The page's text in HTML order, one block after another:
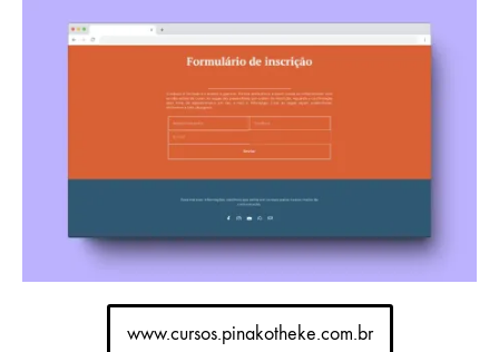
www.cursos.pinakotheke.com.br